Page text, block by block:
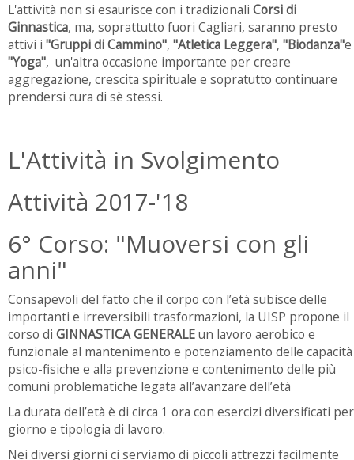
L'attività non si esaurisce con i tradizionali Corsi di
Ginnastica, ma, soprattutto fuori Cagliari, saranno presto
attivi i "Gruppi di Cammino", "Atletica Leggera", "Biodanza"e
"Yoga", un'altra occasione importante per creare
aggregazione, crescita spirituale e sopratutto continuare
prendersi cura di sè stessi.
L'Attività in Svolgimento
Attività 2017-'18
6° Corso: "Muoversi con gli
anni"
Consapevoli del fatto che il corpo con l’età subisce delle
importanti e irreversibili trasformazioni, la UISP propone il
corso di GINNASTICA GENERALEun lavoro aerobico e
funzionale al mantenimento e potenziamento delle capacità
psico-fisiche e alla prevenzione e contenimento delle più
comuni problematiche legata all’avanzare dell’età
La durata dell’età è di circa 1 ora con esercizi diversificati per
giorno e tipologia di lavoro.
Nei diversi giorni ci serviamo di piccoli attrezzi facilmente